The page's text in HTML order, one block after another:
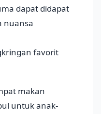
dapat didapat
nuansa
favorit
makan
untuk anak-